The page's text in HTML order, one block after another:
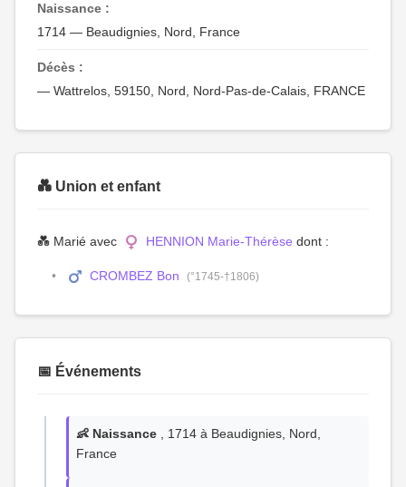
Naissance :
1714 — Beaudignies, Nord, France
Décès :
— Wattrelos, 59150, Nord, Nord-Pas-de-Calais, FRANCE
💑 Union et enfant
💑 Marié avec HENNION Marie-Thérèse dont :
CROMBEZ Bon (°1745-†1806)
📅 Événements
👶 Naissance , 1714 à Beaudignies, Nord,
France